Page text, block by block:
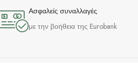
Ασφαλείς συναλλαγές
με την βοήθεια της Eurobank